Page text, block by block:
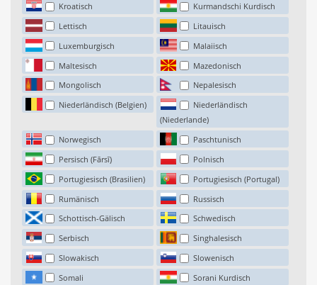
Kroatisch
Kurmandschi Kurdisch
Lettisch
Litauisch
Luxemburgisch
Malaiisch
Maltesisch
Mazedonisch
Mongolisch
Nepalesisch
Niederländisch (Belgien)
Niederländisch
(Niederlande)
Norwegisch
Paschtunisch
Persisch (Fārsī)
Polnisch
Portugiesisch (Brasilien)
Portugiesisch (Portugal)
Rumänisch
Russisch
Schottisch-Gälisch
Schwedisch
Serbisch
Singhalesisch
Slowakisch
Slowenisch
Somali
Sorani Kurdisch